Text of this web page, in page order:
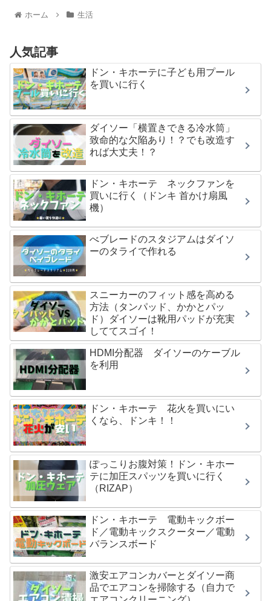
ホーム 生活
人気記事
ドン・キホーテに子ども用プール
を買いに行く
ダイソー「横置きできる冷水筒」
致命的な欠陥あり！？でも改造す
れば大丈夫！？
ドン・キホーテ ネックファンを
買いに行く（ドンキ 首かけ扇風
機）
べブレードのスタジアムはダイソ
ーのタライで作れる
スニーカーのフィット感を高める
方法（タンパッド、かかとパッ
ド）ダイソーは靴用パッドが充実
しててスゴイ！
HDMI分配器 ダイソーのケーブル
を利用
ドン・キホーテ 花火を買いにい
くなら、ドンキ！！
ぽっこりお腹対策！ドン・キホー
テに加圧スパッツを買いに行く
（RIZAP）
ドン・キホーテ 電動キックボー
ド／電動キックスクーター／電動
バランスボード
激安エアコンカバーとダイソー商
品でエアコンを掃除する（自力で